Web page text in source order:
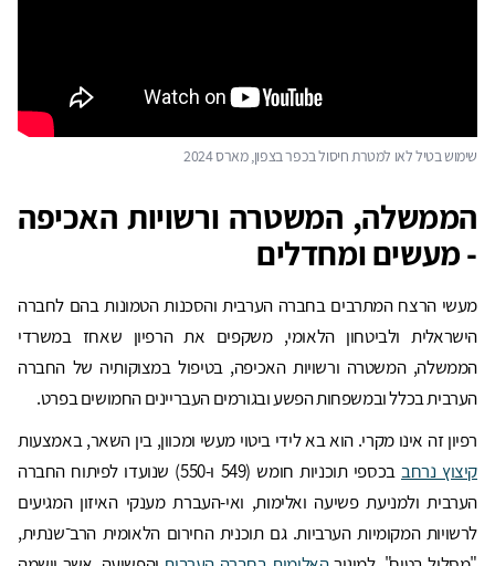
שימוש בטיל לאו למטרת חיסול בכפר בצפון, מארס 2024
הממשלה, המשטרה ורשויות האכיפה
- מעשים ומחדלים
מעשי הרצח המתרבים בחברה הערבית והסכנות הטמונות בהם לחברה
הישראלית ולביטחון הלאומי, משקפים את הרפיון שאחז במשרדי
הממשלה, המשטרה ורשויות האכיפה, בטיפול במצוקותיה של החברה
הערבית בכלל ובמשפחות הפשע ובגורמים העבריינים החמושים בפרט.
רפיון זה אינו מקרי. הוא בא לידי ביטוי מעשי ומכוון, בין השאר, באמצעות
קיצוץ נרחב
בכספי תוכניות חומש (549 ו-550) שנועדו לפיתוח החברה
הערבית ולמניעת פשיעה ואלימות, ואי-העברת מענקי האיזון המגיעים
לרשויות המקומיות הערביות. גם תוכנית החירום הלאומית הרב־שנתית,